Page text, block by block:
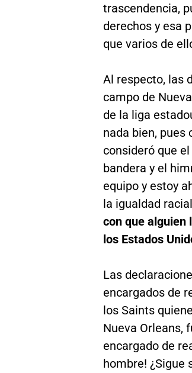
trascendencia,
derechos y esa
que varios de
Al respecto, las
campo de
de la liga
nada bien, pues
consideró que
bandera y el
equipo y estoy
la igualdad
con que alguien
los Estados
Las
encargados de
los Saints
Nueva Orleans,
encargado de
hombre! ¿Sigue